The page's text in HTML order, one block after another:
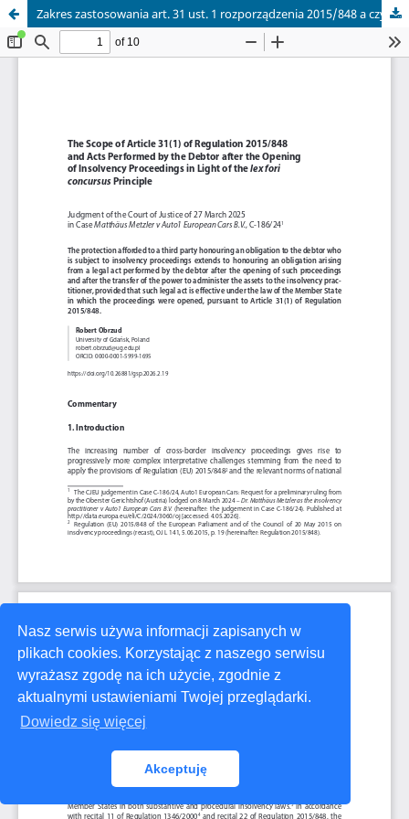
Nasz serwis używa informacji zapisanych w
plikach cookies. Korzystając z naszego serwisu
wyrażasz zgodę na ich użycie, zgodnie z
aktualnymi ustawieniami Twojej przeglądarki.
Dowiedz się więcej
Akceptuję
Zakres zastosowania art. 31 ust. 1 rozporządzenia 2015/848 a czynności dłużnika dokonane po ogłoszeniu upadłości w świetle zasady lex fori concursus